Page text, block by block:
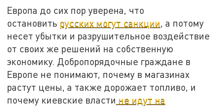
Европа до сих пор уверена, что
остановить русских могут санкции, а потому
несет убытки и разрушительное воздействие
от своих же решений на собственную
экономику. Добропорядочные граждане в
Европе не понимают, почему в магазинах
растут цены, а также дорожает топливо, и
почему киевские власти не идут на